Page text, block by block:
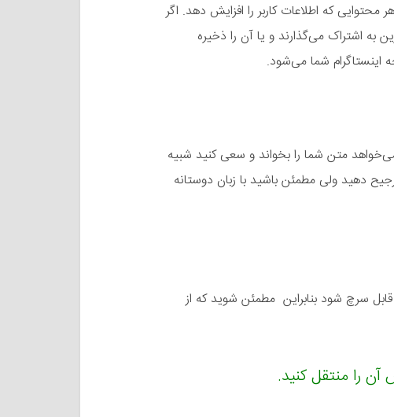
که اطلاعات کاربر را افزایش دهد. اگر
به اشتراک می‌گذارند و یا آن را ذخیره
اینستاگرام شما می‌شود.
متن شما را بخواند و سعی کنید شبیه
دهید ولی مطمئن باشید با زبان دوستانه
سرچ شود بنابراین مطمئن شوید که از
را منتقل کنید.